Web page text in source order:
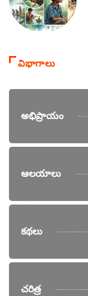
విభాగాలు
అభిప్రాయం
ఆలయాలు
కథలు
చరిత్ర